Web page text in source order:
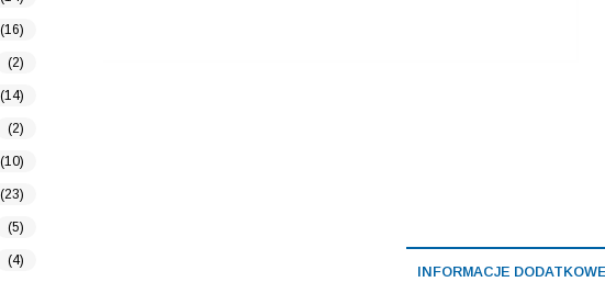
INFORMACJE DODATKOWE
(16)
(2)
(14)
(2)
(10)
(23)
(5)
(4)